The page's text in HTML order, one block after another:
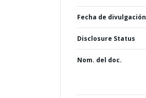
Fecha de divulgación
Disclosure Status
Nom. del doc.